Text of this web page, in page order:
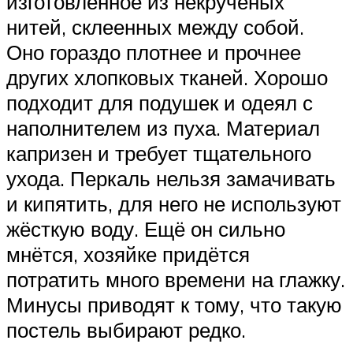
нитей, склеенных между собой.
Оно гораздо плотнее и прочнее
других хлопковых тканей. Хорошо
подходит для подушек и одеял с
наполнителем из пуха. Материал
капризен и требует тщательного
ухода. Перкаль нельзя замачивать
и кипятить, для него не используют
жёсткую воду. Ещё он сильно
мнётся, хозяйке придётся
потратить много времени на глажку.
Минусы приводят к тому, что такую
постель выбирают редко.